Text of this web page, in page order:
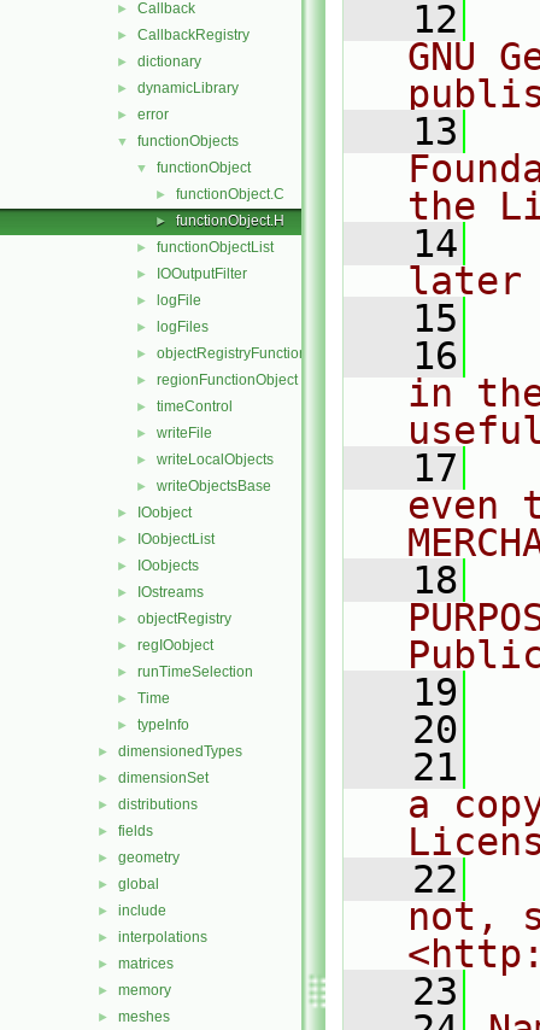
► Callback
► CallbackRegistry
► dictionary
► dynamicLibrary
► error
▼ functionObjects
▼ functionObject
► functionObject.C
► functionObject.H
► functionObjectList
► IOOutputFilter
► logFile
► logFiles
► objectRegistryFunctionObject
► regionFunctionObject
► timeControl
► writeFile
► writeLocalObjects
► writeObjectsBase
► IOobject
► IOobjectList
► IOobjects
► IOstreams
► objectRegistry
► regIOobject
► runTimeSelection
► Time
► typeInfo
► dimensionedTypes
► dimensionSet
► distributions
► fields
► geometry
► global
► include
► interpolations
► matrices
► memory
► meshes
   12
GNU
   13
the
   14
later
   15
   16
in
   17
even
   18
   19
   20
   21
a
   22
not,
   23